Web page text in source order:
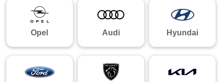
Opel Audi Hyundai